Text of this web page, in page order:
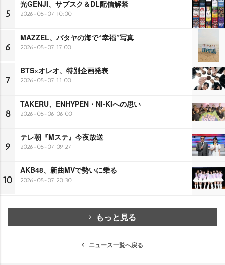
5
光GENJI、サブスク＆DL配信解禁
2026-08-07 10:00
6
MAZZEL、パタヤの海で“幸福”写真
2026-08-07 17:00
7
BTS×オレオ、特別企画発表
2026-08-07 11:00
8
TAKERU、ENHYPEN・NI-KIへの思い
2026-08-06 06:00
9
テレ朝『Mステ』今夜放送
2026-08-07 09:27
10
AKB48、新曲MVで勢いに乗る
2026-08-07 20:30
もっと見る
ニュース一覧へ戻る